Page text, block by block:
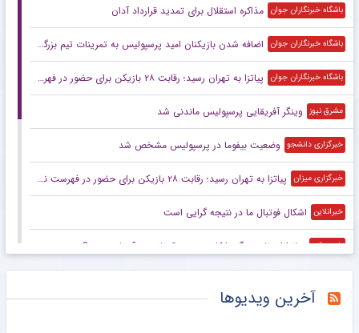
باشگاه خبرنگاران جوان مذاکره استقلال برای تمدید قرارداد آدان
باشگاه خبرنگاران جوان اضافه شدن بازیکنان امید پرسپولیس به تمرینات تیم بزرگسالان
باشگاه خبرنگاران جوان پیاتزا به تهران رسید؛ رقابت ۲۸ بازیکن برای حضور در فهرست نهایی
مشرق نیوز وینگر آفریقایی پرسپولیس ماندنی شد
خبرگزاری دانشجو وضعیت بیفوما در پرسپولیس مشخص شد
خبرگزاری میزان پیاتزا به تهران رسید؛ رقابت ۲۸ بازیکن برای حضور در فهرست نهایی تیم ملی والیبال
خبرانلاین اشکال فوتبال ما در نتیجه گرایی است
خبرورزشی پیاتزا انتخاب بزرگ را کلید زد؛ چه کسانی به آسیا می‌روند؟
آخرین ویدیوها